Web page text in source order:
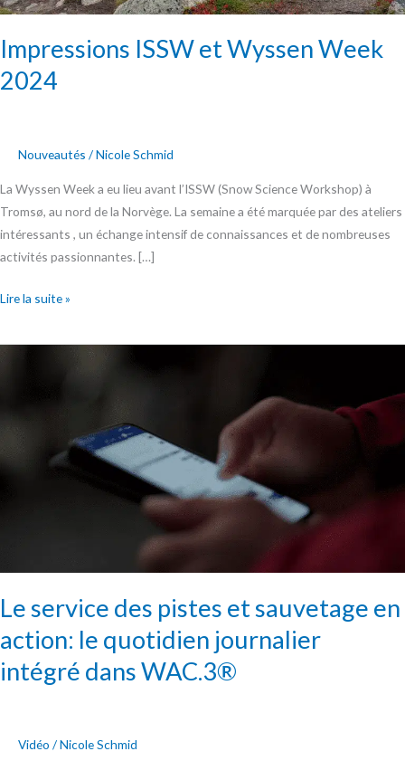
Impressions ISSW et Wyssen Week
2024
Nouveautés /Nicole Schmid
La Wyssen Week a eu lieu avant l’ISSW (Snow Science Workshop) à
Tromsø, au nord de la Norvège. La semaine a été marquée par des ateliers
intéressants , un échange intensif de connaissances et de nombreuses
activités passionnantes. […]
Lire la suite »
Le service des pistes et sauvetage en
action: le quotidien journalier
intégré dans WAC.3®
Vidéo /Nicole Schmid
sauvetage
intégré
WAC.3®